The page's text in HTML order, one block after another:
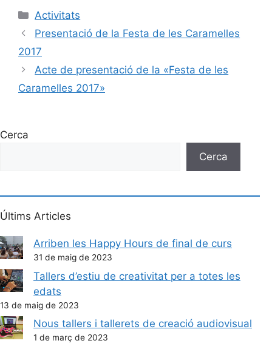
Activitats
Presentació de la Festa de les Caramelles
2017
Acte de presentació de la «Festa de les
Caramelles 2017»
Cerca
Cerca
Últims Articles
Arriben les Happy Hours de final de curs
31 de maig de 2023
Tallers d’estiu de creativitat per a totes les
edats
13 de maig de 2023
Nous tallers i tallerets de creació audiovisual
1 de març de 2023